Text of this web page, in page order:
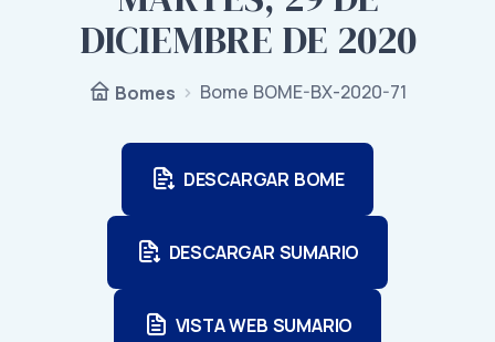
DICIEMBRE DE 2020
Bomes Bome BOME-BX-2020-71
DESCARGAR BOME
DESCARGAR SUMARIO
VISTA WEB SUMARIO